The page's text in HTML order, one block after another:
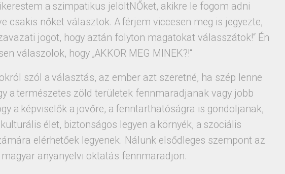
a szimpatikus jelöltNŐket, akikre le fogom adni
csakis nőket választok. A férjem viccesen meg is jegyezte,
jogot, hogy aztán folyton magatokat válasszátok!“ Én
válaszolok, hogy „AKKOR MEG MINEK?!“
szól a választás, az ember azt szeretné, ha szép lenne
a természetes zöld területek fennmaradjanak vagy jobb
a képviselők a jövőre, a fenntarthatóságra is gondoljanak,
élet, biztonságos legyen a környék, a szociális
elérhetőek legyenek. Nálunk elsődleges szempont az
magyar anyanyelvi oktatás fennmaradjon.